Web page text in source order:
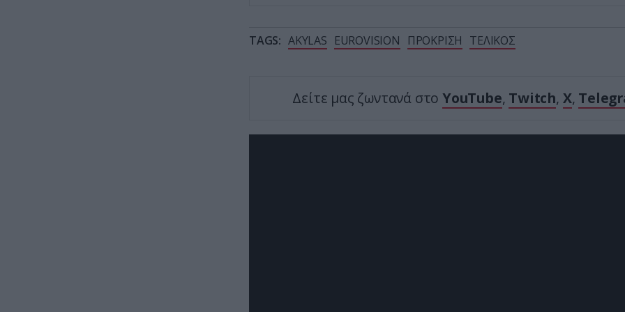
TAGS: AKYLAS EUROVISION ΠΡΟΚΡΙΣΗ ΤΕΛΙΚΟΣ
Δείτε μας ζωντανά στο YouTube, Twitch, X,